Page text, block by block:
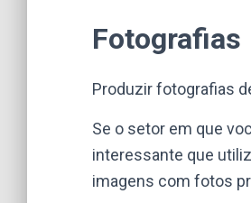
Fotografias
Produzir fotografias
Se o setor em que
interessante que
imagens com fotos